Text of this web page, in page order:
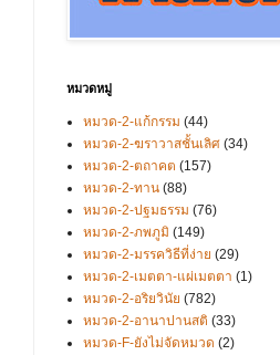
หมวดหมู่
หมวด-2-แก้กรรม (44)
หมวด-2-ฆราวาสชั้นเลิศ (34)
หมวด-2-ตถาคต (157)
หมวด-2-ทาน (88)
หมวด-2-ปฐมธรรม (76)
หมวด-2-ภพภูมิ (149)
หมวด-2-มรรควิธีที่ง่าย (29)
หมวด-2-เมตตา-แผ่เมตตา (1)
หมวด-2-อริยวินัย (782)
หมวด-2-อานาปานสติ (33)
หมวด-F-ยังไม่จัดหมวด (2)